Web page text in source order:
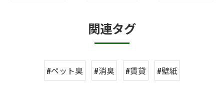
関連タグ
#ペット臭 #消臭 #賃貸 #壁紙